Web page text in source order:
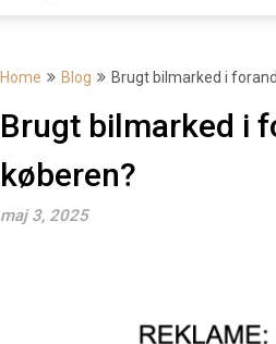
Home Blog Brugt bilmarked i
Brugt bilmarked i
køberen?
maj 3, 2025